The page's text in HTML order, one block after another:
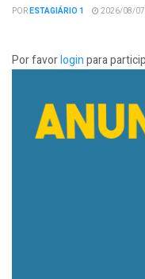
PORESTAGIÁRIO 1 2026/08/07
Por favorloginpara